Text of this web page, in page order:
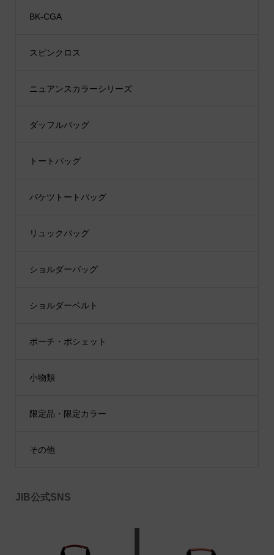
BK-CGA
スピンクロス
ニュアンスカラーシリーズ
ダッフルバッグ
トートバッグ
バケツトートバッグ
リュックバッグ
ショルダーバッグ
ショルダーベルト
ポーチ・ポシェット
小物類
限定品・限定カラー
その他
JIB公式SNS